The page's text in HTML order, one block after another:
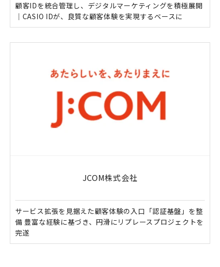
顧客IDを統合管理し、デジタルマーケティングを積極展開
｜CASIO IDが、良質な顧客体験を実現するベースに
JCOM株式会社
サービス拡張を見据えた顧客体験の入口「認証基盤」を整
備 豊富な経験に基づき、円滑にリプレースプロジェクトを
完遂